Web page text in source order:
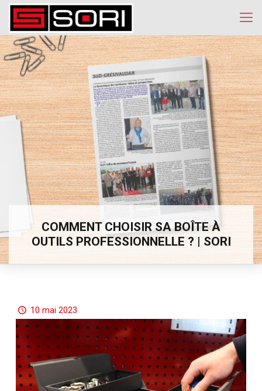
COMMENT CHOISIR SA BOÎTE À
OUTILS PROFESSIONNELLE ? | SORI
10 mai 2023